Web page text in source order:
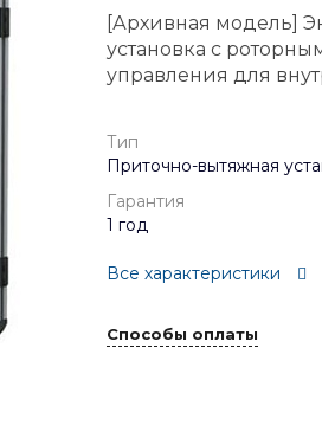
[Архивная модель]
установка с
управления для
Тип
Приточно-вытяжная
Гарантия
1 год
Все характеристики
Способы оплаты